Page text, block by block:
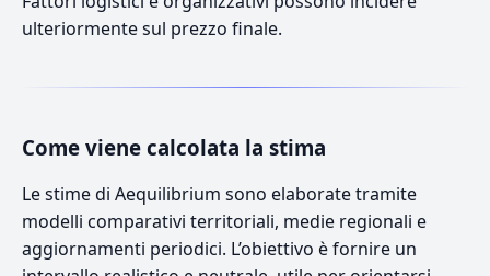
ulteriormente sul prezzo finale.
Come viene calcolata la stima
Le stime di Aequilibrium sono elaborate tramite
modelli comparativi territoriali, medie regionali e
aggiornamenti periodici. L’obiettivo è fornire un